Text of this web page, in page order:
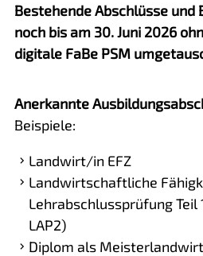
Bestehende Abschlüsse und
noch bis am 30. Juni 2026
digitale FaBe PSM
Anerkannte
Beispiele:
Landwirt/in EFZ
Landwirtschaftliche
Lehrabschlussprüfung Teil
LAP2)
Diplom als